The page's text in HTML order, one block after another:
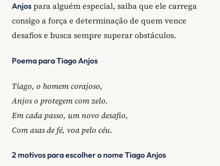
Anjos para alguém especial, saiba que ele carrega
consigo a força e determinação de quem vence
desafios e busca sempre superar obstáculos.
Poema para Tiago Anjos
Tiago, o homem corajoso,
Anjos o protegem com zelo.
Em cada passo, um novo desafio,
Com asas de fé, voa pelo céu.
2 motivos para escolher o nome Tiago Anjos